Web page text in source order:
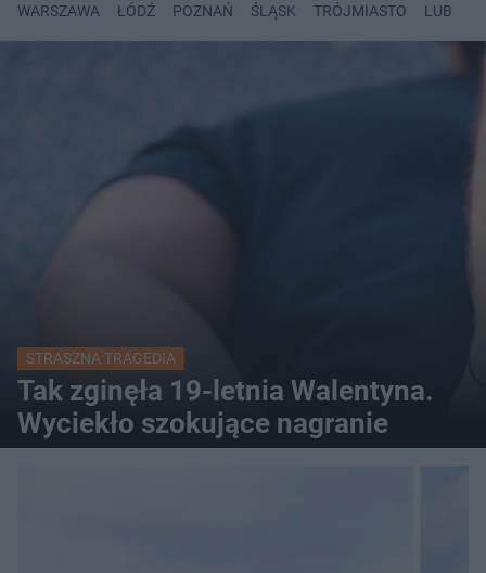
WARSZAWA ŁÓDŹ POZNAŃ ŚLĄSK TRÓJMIASTO LUBLIN
STRASZNA TRAGEDIA
Tak zginęła 19-letnia Walentyna.
Wyciekło szokujące nagranie